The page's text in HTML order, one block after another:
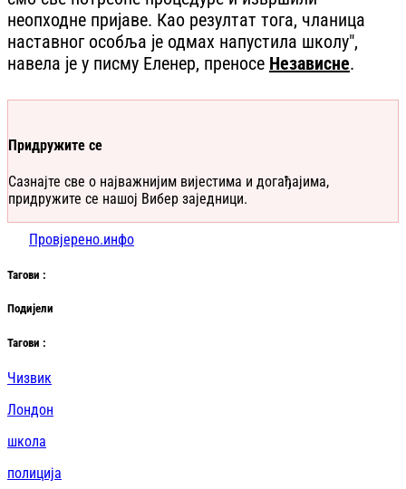
неопходне пријаве. Као резултат тога, чланица
наставног особља је одмах напустила школу",
навела је у писму Еленер, преносе Независне.
Придружите се
Сазнајте све о најважнијим вијестима и догађајима,
придружите се нашој Вибер заједници.
Провјерено.инфо
Тагови :
Подијели
Тагови :
Чизвик
Лондон
школа
полиција